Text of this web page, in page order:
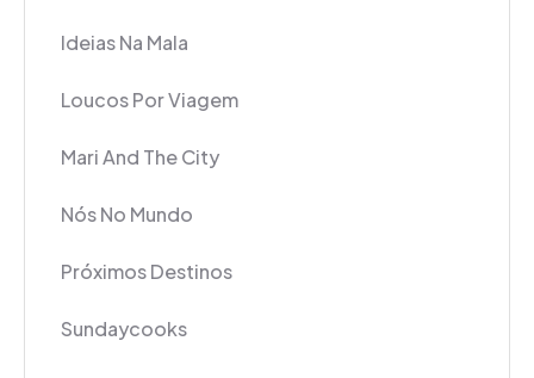
Ideias Na Mala
Loucos Por Viagem
Mari And The City
Nós No Mundo
Próximos Destinos
Sundaycooks